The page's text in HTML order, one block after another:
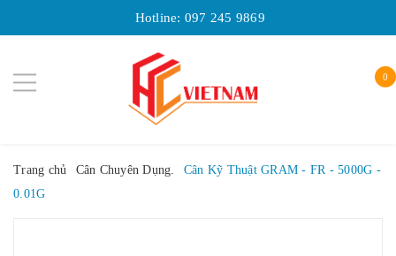
Hotline: 097 245 9869
0
Trang chủ Cân Chuyên Dụng.
Cân Kỹ Thuật GRAM - FR - 5000G -
0.01G